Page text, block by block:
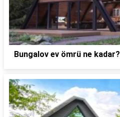
Bungalov ev ömrü ne kadar?